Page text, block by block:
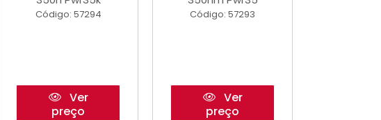
Código: 57294
Ver
preço
Código: 57293
Ver
preço